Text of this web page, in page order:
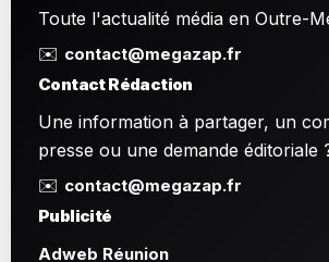
Toute l'actualité média en Outre-
✉️ contact@megazap.fr
Contact Rédaction
Une information à partager, un
presse ou une demande éditoriale
✉️ contact@megazap.fr
Publicité
Adweb Réunion